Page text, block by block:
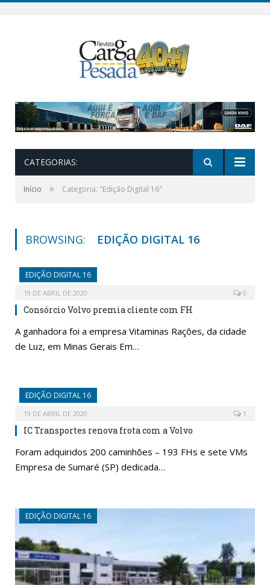
CATEGORIAS:
Início » Categoria: "Edição Digital 16"
BROWSING: EDIÇÃO DIGITAL 16
EDIÇÃO DIGITAL 16
19 DE ABRIL DE 2020 0
Consórcio Volvo premia cliente com FH
A ganhadora foi a empresa Vitaminas Rações, da cidade
de Luz, em Minas Gerais Em…
EDIÇÃO DIGITAL 16
19 DE ABRIL DE 2020 1
IC Transportes renova frota com a Volvo
Foram adquiridos 200 caminhões – 193 FHs e sete VMs
Empresa de Sumaré (SP) dedicada…
EDIÇÃO DIGITAL 16